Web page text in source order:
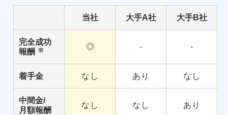
当社 大手A社 大手B社
完全成功
報酬 ※ ◎ - -
着手金 なし あり なし
中間金/
月額報酬
なし なし あり